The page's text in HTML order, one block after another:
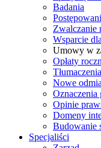
Badania
Zwalczanie
Wsparcie
Umowy w
Opłaty
Nowe
Oznaczenia
Opinie
Domeny
Budowanie
Specjaliści